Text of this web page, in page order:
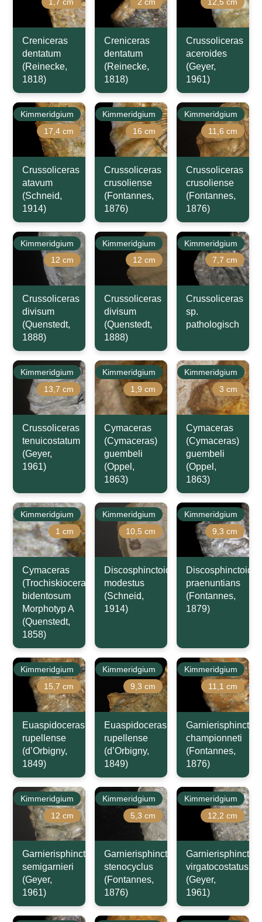
Creniceras
dentatum
(Reinecke,
1818)
Creniceras
dentatum
(Reinecke,
1818)
Crussoliceras
aceroides
(Geyer,
1961)
Kimmeridgium
17,4 cm
Crussoliceras
atavum
(Schneid,
1914)
Kimmeridgium
16 cm
Crussoliceras
crusoliense
(Fontannes,
1876)
Kimmeridgium
11,6 cm
Crussoliceras
crusoliense
(Fontannes,
1876)
Kimmeridgium
12 cm
Crussoliceras
divisum
(Quenstedt,
1888)
Kimmeridgium
12 cm
Crussoliceras
divisum
(Quenstedt,
1888)
Kimmeridgium
7,7 cm
Crussoliceras
sp.
pathologisch
Kimmeridgium
13,7 cm
Crussoliceras
tenuicostatum
(Geyer,
1961)
Kimmeridgium
1,9 cm
Cymaceras
(Cymaceras)
guembeli
(Oppel,
1863)
Kimmeridgium
3 cm
Cymaceras
(Cymaceras)
guembeli
(Oppel,
1863)
Kimmeridgium
1 cm
Cymaceras
(Trochiskioceras)
bidentosum
Morphotyp A
(Quenstedt,
1858)
Kimmeridgium
10,5 cm
Discosphinctoides
modestus
(Schneid,
1914)
Kimmeridgium
9,3 cm
Discosphinctoides
praenuntians
(Fontannes,
1879)
Kimmeridgium
15,7 cm
Euaspidoceras
rupellense
(d’Orbigny,
1849)
Kimmeridgium
9,3 cm
Euaspidoceras
rupellense
(d’Orbigny,
1849)
Kimmeridgium
11,1 cm
Garnierisphinctes
championneti
(Fontannes,
1876)
Kimmeridgium
12 cm
Garnierisphinctes
semigarnieri
(Geyer,
1961)
Kimmeridgium
5,3 cm
Garnierisphinctes
stenocyclus
(Fontannes,
1876)
Kimmeridgium
12,2 cm
Garnierisphinctes
virgatocostatus
(Geyer,
1961)